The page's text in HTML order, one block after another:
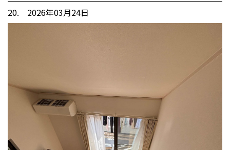
20. 2026年03月24日